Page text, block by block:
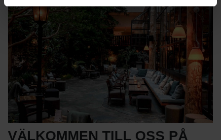
VÄLKOMMEN TILL OSS PÅ